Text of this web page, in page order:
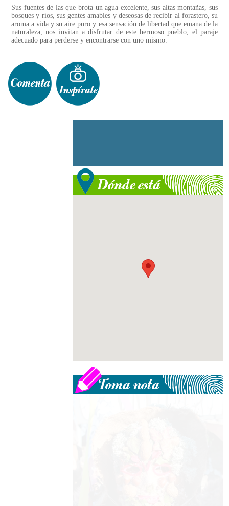
Sus fuentes de las que brota un agua excelente, sus altas montañas, sus
bosques y ríos, sus gentes amables y deseosas de recibir al forastero, su
aroma a vida y su aire puro y esa sensación de libertad que emana de la
naturaleza, nos invitan a disfrutar de este hermoso pueblo, el paraje
adecuado para perderse y encontrarse con uno mismo.